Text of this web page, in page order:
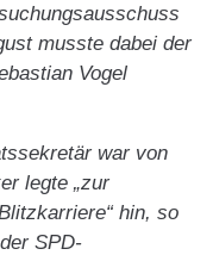
musste dabei der
Vogel
war von
legte „zur
hin, so
SPD-